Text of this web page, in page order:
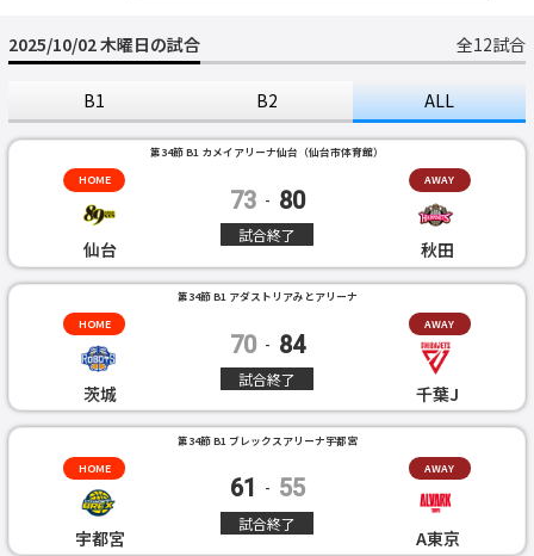
2025/10/02 木曜日の試合 全12試合
B1 B2 ALL
第34節 B1 カメイアリーナ仙台（仙台市体育館）
仙台
HOME
73 - 80
試合終了
秋田
AWAY
第34節 B1 アダストリアみとアリーナ
茨城
HOME
70 - 84
試合終了
千葉J
AWAY
第34節 B1 ブレックスアリーナ宇都宮
宇都宮
HOME
61 - 55
試合終了
A東京
AWAY